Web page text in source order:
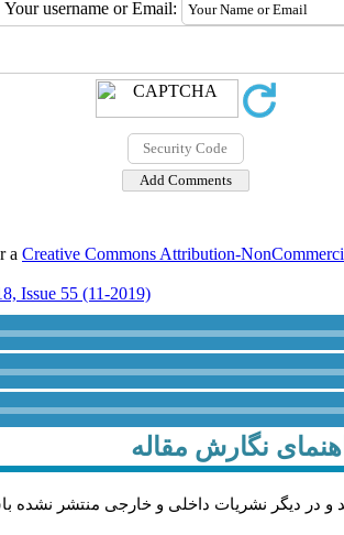
Your username or Email:
a Creative Commons Attribution-
Issue 55 (11-2019)
نگارش مقاله
در دیگر نشریات داخلی و خارجی منتشر نشده